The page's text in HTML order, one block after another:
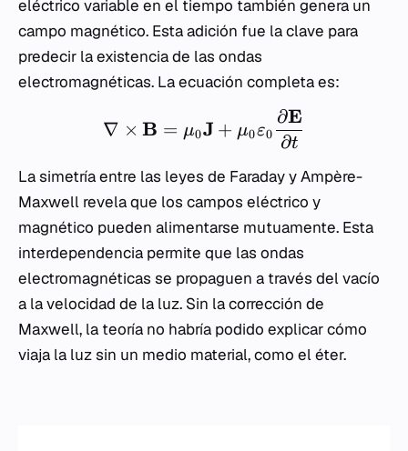
eléctrico variable en el tiempo también genera un
campo magnético. Esta adición fue la clave para
predecir la existencia de las ondas
electromagnéticas. La ecuación completa es:
∇ × B = μ0J + μ0ε0 ∂t
∂E
La simetría entre las leyes de Faraday y Ampère-
Maxwell revela que los campos eléctrico y
magnético pueden alimentarse mutuamente. Esta
interdependencia permite que las ondas
electromagnéticas se propaguen a través del vacío
a la velocidad de la luz. Sin la corrección de
Maxwell, la teoría no habría podido explicar cómo
viaja la luz sin un medio material, como el éter.